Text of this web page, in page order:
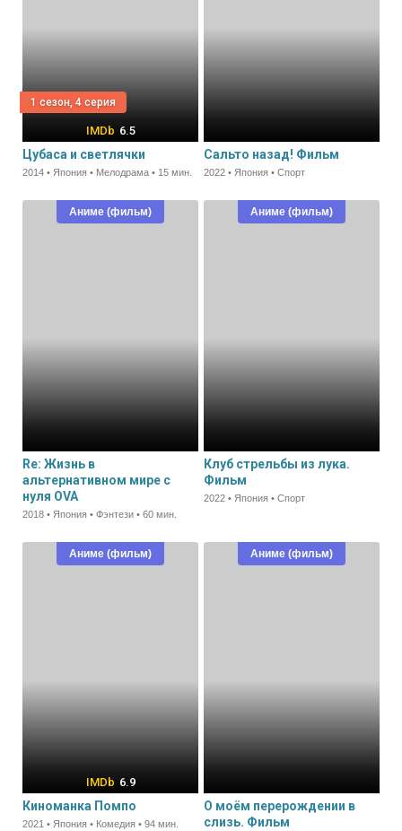
1 сезон, 4 серия
6.5
Цубаса и светлячки
2014 • Япония • Мелодрама • 15 мин.
Сальто назад! Фильм
2022 • Япония • Спорт
Аниме (фильм)
Re: Жизнь в
альтернативном мире с
нуля OVA
2018 • Япония • Фэнтези • 60 мин.
Аниме (фильм)
Клуб стрельбы из лука.
Фильм
2022 • Япония • Спорт
Аниме (фильм)
6.9
Киноманка Помпо
2021 • Япония • Комедия • 94 мин.
Аниме (фильм)
О моём перерождении в
слизь. Фильм